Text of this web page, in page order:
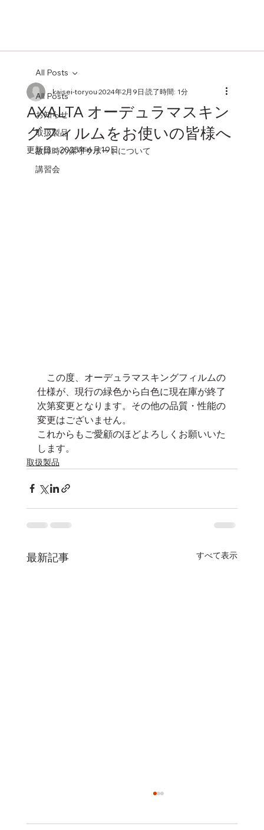
All Posts
お知らせ
取扱製品
故障時の保守サポートについて
講習会
All Posts
AXALTA オーデュラマスキン
グフィルムをお使いの皆様へ
kaisei-toryou2024年2月9日 読了時間: 1分
更新日：2025年6月19日
この度、オーデュラマスキングフィルムの
仕様が、現行の緑色から白色に現在庫が終了
次第変更となります。その他の品質・性能の
変更はございません。
これからもご愛顧のほどよろしくお願いいた
します。
取扱製品
最新記事 すべて表示